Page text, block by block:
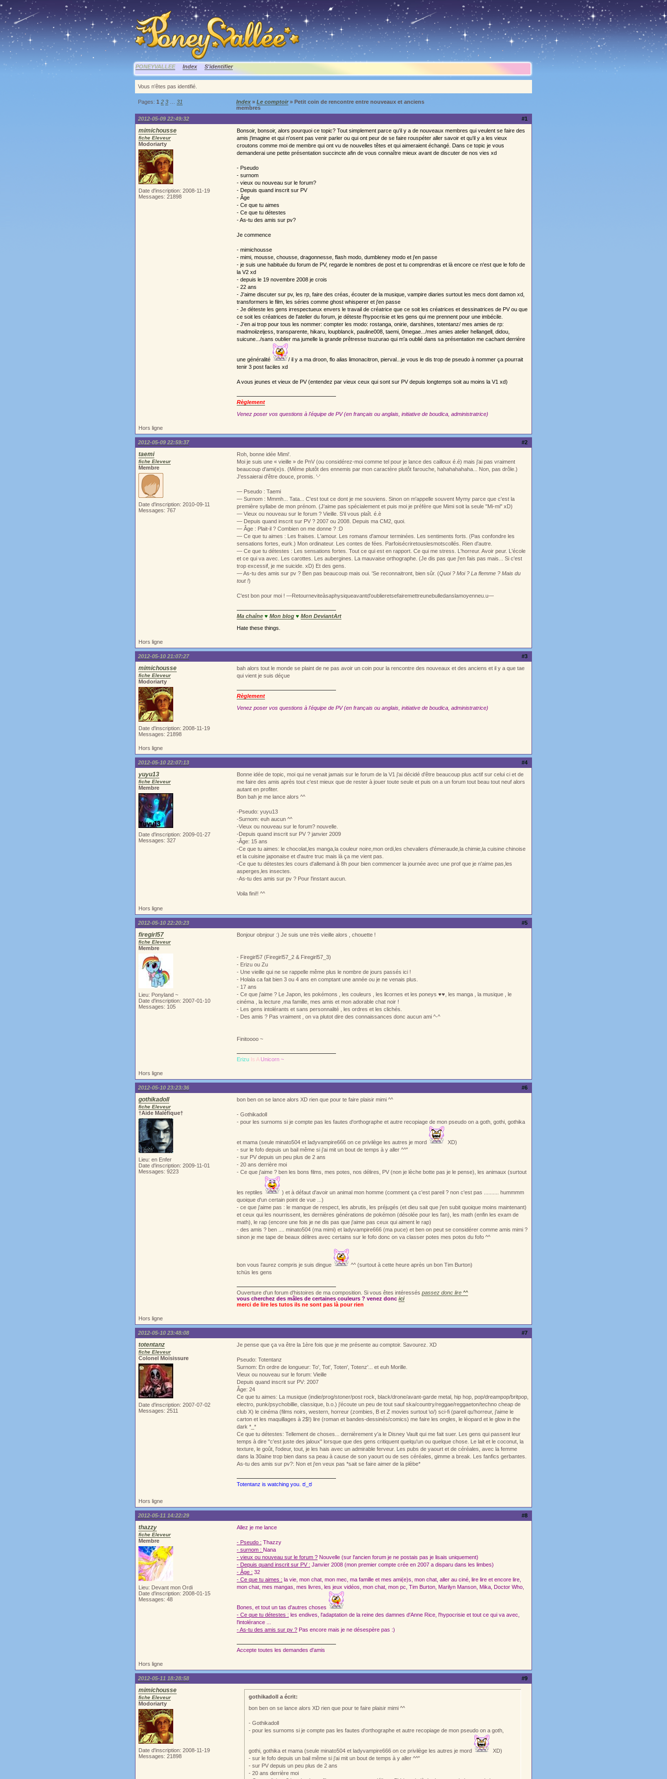
PONEYVALLEE Index S'identifier
Vous n'êtes pas identifié.
Pages: 1 2 3 31 Index » Le comptoir» Petit coin de rencontre entre nouveaux et anciens
membres
#1
2012-05-09 22:49:32
mimichousse
fiche Eleveur
Modoriarty
Date d'inscription: 2008-11-19
Messages: 21898
Bonsoir, bonsoir, alors pourquoi ce topic? Tout simplement parce qu'il y a de nouveaux membres qui veulent se faire des
amis j'imagine et qui n'osent pas venir parler ou qui ont peur de se faire rouspéter aller savoir et qu'il y a les vieux
croutons comme moi de membre qui ont vu de nouvelles têtes et qui aimeraient échangé. Dans ce topic je vous
demanderai une petite présentation succincte afin de vous connaître mieux avant de discuter de nos vies xd
- Pseudo
- surnom
- vieux ou nouveau sur le forum?
- Depuis quand inscrit sur PV
- Âge
- Ce que tu aimes
- Ce que tu détestes
- As-tu des amis sur pv?
Je commence
- mimichousse
- mimi, mousse, chousse, dragonnesse, flash modo, dumbleney modo et j'en passe
- je suis une habituée du forum de PV, regarde le nombres de post et tu comprendras et là encore ce n'est que le fofo de
la V2 xd
- depuis le 19 novembre 2008 je crois
- 22 ans
- J'aime discuter sur pv, les rp, faire des créas, écouter de la musique, vampire diaries surtout les mecs dont damon xd,
transformers le film, les séries comme ghost whisperer et j'en passe
- Je déteste les gens irrespectueux envers le travail de créatrice que ce soit les créatrices et dessinatrices de PV ou que
ce soit les créatrices de l'atelier du forum, je déteste l'hypocrisie et les gens qui me prennent pour une imbécile.
- J'en ai trop pour tous les nommer: compter les modo: rostanga, onirie, darshines, totentanz/ mes amies de rp:
madmoiizeljess, transparente, hikaru, loupblanck, pauline008, taemi, 0megae.../mes amies atelier hellangell, didou,
suicune.../sans oublier ma jumelle la grande prêtresse tsuzurao qui m'a oublié dans sa présentation me cachant derrière
une généralité
/ il y a ma droon, flo alias limonacitron, pierval...je vous le dis trop de pseudo à nommer ça pourrait
tenir 3 post faciles xd
A vous jeunes et vieux de PV (entendez par vieux ceux qui sont sur PV depuis longtemps soit au moins la V1 xd)
Règlement
Venez poser vos questions à l'équipe de PV (en français ou anglais, initiative de boudica, administratrice)
Hors ligne
#2
2012-05-09 22:59:37
taemi
fiche Eleveur
Membre
Date d'inscription: 2010-09-11
Messages: 767
Roh, bonne idée Mimi'.
Moi je suis une « vieille » de PnV (ou considérez-moi comme tel pour je lance des cailloux é.é) mais j'ai pas vraiment
beaucoup d'ami(e)s. (Même plutôt des ennemis par mon caractère plutôt farouche, hahahahahaha... Non, pas drôle.)
J'essaierai d'être douce, promis. '-'
— Pseudo : Taemi
— Surnom : Mmmh... Tata... C'est tout ce dont je me souviens. Sinon on m'appelle souvent Mymy parce que c'est la
première syllabe de mon prénom. (J'aime pas spécialement et puis moi je préfère que Mimi soit la seule "Mi-mi" xD)
— Vieux ou nouveau sur le forum ? Vieille. S'il vous plaît. é.è
— Depuis quand inscrit sur PV ? 2007 ou 2008. Depuis ma CM2, quoi.
— Âge : Plait-il ? Combien on me donne ? :D
— Ce que tu aimes : Les fraises. L'amour. Les romans d'amour terminées. Les sentiments forts. (Pas confondre les
sensations fortes, eurk.) Mon ordinateur. Les contes de fées. Parfoisécriretouslesmotscollés. Rien d'autre.
— Ce que tu détestes : Les sensations fortes. Tout ce qui est en rapport. Ce qui me stress. L'horreur. Avoir peur. L'école
et ce qui va avec. Les carottes. Les aubergines. La mauvaise orthographe. (Je dis pas que j'en fais pas mais... Si c'est
trop excessif, je me suicide. xD) Et des gens.
— As-tu des amis sur pv ? Ben pas beaucoup mais oui. 'Se reconnaitront, bien sûr. (Quoi ? Moi ? La flemme ? Mais du
tout !)
C'est bon pour moi ! —Retourneviteàsaphysiqueavantd'oublieretsefairemettreunebulledanslamoyenneu.u—
Ma chaîne ♥ Mon blog ♥ Mon DeviantArt
Hate these things.
Hors ligne
#3
2012-05-10 21:07:27
mimichousse
fiche Eleveur
Modoriarty
Date d'inscription: 2008-11-19
Messages: 21898
bah alors tout le monde se plaint de ne pas avoir un coin pour la rencontre des nouveaux et des anciens et il y a que tae
qui vient je suis déçue
Règlement
Venez poser vos questions à l'équipe de PV (en français ou anglais, initiative de boudica, administratrice)
Hors ligne
#4
2012-05-10 22:07:13
yuyu13
fiche Eleveur
Membre
Date d'inscription: 2009-01-27
Messages: 327
Bonne idée de topic, moi qui ne venait jamais sur le forum de la V1 j'ai décidé d'être beaucoup plus actif sur celui ci et de
me faire des amis après tout c'est mieux que de rester à jouer toute seule et puis on a un forum tout beau tout neuf alors
autant en profiter.
Bon bah je me lance alors ^^
-Pseudo: yuyu13
-Surnom: euh aucun ^^
-Vieux ou nouveau sur le forum? nouvelle.
-Depuis quand inscrit sur PV ? janvier 2009
-Âge: 15 ans
-Ce que tu aimes: le chocolat,les manga,la couleur noire,mon ordi,les chevaliers d'émeraude,la chimie,la cuisine chinoise
et la cuisine japonaise et d'autre truc mais là ça me vient pas.
-Ce que tu détestes:les cours d'allemand à 8h pour bien commencer la journée avec une prof que je n'aime pas,les
asperges,les insectes.
-As-tu des amis sur pv ? Pour l'instant aucun.
Voila fini!! ^^
Hors ligne
#5
2012-05-10 22:20:23
firegirl57
fiche Eleveur
Membre
Lieu: Ponyland ~
Date d'inscription: 2007-01-10
Messages: 105
Bonjour obnjour :) Je suis une très vieille alors , chouette !
- Firegirl57 (Firegirl57_2 & Firegirl57_3)
- Erizu ou Zu
- Une vieille qui ne se rappelle même plus le nombre de jours passés ici !
- Holala ca fait bien 3 ou 4 ans en comptant une année ou je ne venais plus.
- 17 ans
- Ce que j'aime ? Le Japon, les pokémons , les couleurs , les licornes et les poneys ♥♥, les manga , la musique , le
cinéma , la lecture ,ma famille, mes amis et mon adorable chat noir !
- Les gens intolérants et sans personnalité , les ordres et les clichés.
- Des amis ? Pas vraiment , on va plutot dire des connaissances donc aucun ami ^-^
Finitoooo ~
Erizu Is A Unicorn ~
Hors ligne
#6
2012-05-10 23:23:36
gothikadoll
fiche Eleveur
†Aide Maléfique†
Lieu: en Enfer
Date d'inscription: 2009-11-01
Messages: 9223
bon ben on se lance alors XD rien que pour te faire plaisir mimi ^^
- Gothikadoll
- pour les surnoms si je compte pas les fautes d'orthographe et autre recopiage de mon pseudo on a goth, gothi, gothika
et mama (seule minato504 et ladyvampire666 on ce privilège les autres je mord
XD)
- sur le fofo depuis un bail même si j'ai mit un bout de temps à y aller ^^"
- sur PV depuis un peu plus de 2 ans
- 20 ans derrière moi
- Ce que j'aime ? ben les bons films, mes potes, nos délires, PV (non je lèche botte pas je le pense), les animaux (surtout
les reptiles
) et à défaut d'avoir un animal mon homme (comment ça c'est pareil ? non c'est pas .......... hummmm
quoique d'un certain point de vue ...)
- ce que j'aime pas : le manque de respect, les abrutis, les préjugés (et dieu sait que j'en subit quoique moins maintenant)
et ceux qui les nourrissent, les dernières générations de pokémon (désolée pour les fan), les math (enfin les exam de
math), le rap (encore une fois je ne dis pas que j'aime pas ceux qui aiment le rap)
- des amis ? ben .... minato504 (ma mimi) et ladyvampire666 (ma puce) et ben on peut se considérer comme amis mimi ?
sinon je me tape de beaux délires avec certains sur le fofo donc on va classer potes mes potos du fofo ^^
bon vous l'aurez compris je suis dingue
^^ (surtout à cette heure après un bon Tim Burton)
tchüs les gens
Ouverture d'un forum d'histoires de ma composition. Si vous êtes intéressés passez donc lire ^^
vous cherchez des mâles de certaines couleurs ? venez donc ici
merci de lire les tutos ils ne sont pas là pour rien
Hors ligne
#7
2012-05-10 23:48:08
totentanz
fiche Eleveur
Colonel Moisissure
Date d'inscription: 2007-07-02
Messages: 2511
Je pense que ça va être la 1ère fois que je me présente au comptoir. Savourez. XD
Pseudo: Totentanz
Surnom: En ordre de longueur: To', Tot', Toten', Totenz'... et euh Morille.
Vieux ou nouveau sur le forum: Vieille
Depuis quand inscrit sur PV: 2007
Âge: 24
Ce que tu aimes: La musique (indie/prog/stoner/post rock, black/drone/avant-garde metal, hip hop, pop/dreampop/britpop,
electro, punk/psychobillie, classique, b.o.) j'écoute un peu de tout sauf ska/country/reggae/reggaeton/techno cheap de
club X) le cinéma (films noirs, western, horreur (zombies, B et Z movies surtout \o/) sci-fi (pareil qu'horreur, j'aime le
carton et les maquillages à 2$!) lire (roman et bandes-dessinés/comics) me faire les ongles, le léopard et le glow in the
dark *_*
Ce que tu détestes: Tellement de choses... dernièrement y'a le Disney Vault qui me fait suer. Les gens qui passent leur
temps à dire "c'est juste des jaloux" lorsque que des gens critiquent quelqu'un ou quelque chose. Le lait et le coconut, la
texture, le goût, l'odeur, tout, je les hais avec un admirable ferveur. Les pubs de yaourt et de céréales, avec la femme
dans la 30aine trop bien dans sa peau à cause de son yaourt ou de ses céréales, gimme a break. Les fanfics gerbantes.
As-tu des amis sur pv?: Non et j'en veux pas *sait se faire aimer de la plèbe*
Totentanz is watching you. ಠ_ಠ
Hors ligne
#8
2012-05-11 14:22:29
thazzy
fiche Eleveur
Membre
Lieu: Devant mon Ordi
Date d'inscription: 2008-01-15
Messages: 48
Allez je me lance
- Pseudo : Thazzy
- surnom : Nana
- vieux ou nouveau sur le forum ? Nouvelle (sur l'ancien forum je ne postais pas je lisais uniquement)
- Depuis quand inscrit sur PV : Janvier 2008 (mon premier compte crée en 2007 a disparu dans les limbes)
- Âge : 32
- Ce que tu aimes : la vie, mon chat, mon mec, ma famille et mes ami(e)s, mon chat, aller au ciné, lire lire et encore lire,
mon chat, mes mangas, mes livres, les jeux vidéos, mon chat, mon pc, Tim Burton, Marilyn Manson, Mika, Doctor Who,
Bones, et tout un tas d'autres choses
- Ce que tu détestes : les endives, l'adaptation de la reine des damnes d'Anne Rice, l'hypocrisie et tout ce qui va avec,
l'intolérance ...
- As-tu des amis sur pv ? Pas encore mais je ne désespère pas :)
Accepte toutes les demandes d'amis
Hors ligne
#9
2012-05-11 18:28:58
mimichousse
fiche Eleveur
Modoriarty
Date d'inscription: 2008-11-19
Messages: 21898
gothikadoll a écrit:
bon ben on se lance alors XD rien que pour te faire plaisir mimi ^^
- Gothikadoll
- pour les surnoms si je compte pas les fautes d'orthographe et autre recopiage de mon pseudo on a goth,
gothi, gothika et mama (seule minato504 et ladyvampire666 on ce privilège les autres je mord
XD)
- sur le fofo depuis un bail même si j'ai mit un bout de temps à y aller ^^"
- sur PV depuis un peu plus de 2 ans
- 20 ans derrière moi